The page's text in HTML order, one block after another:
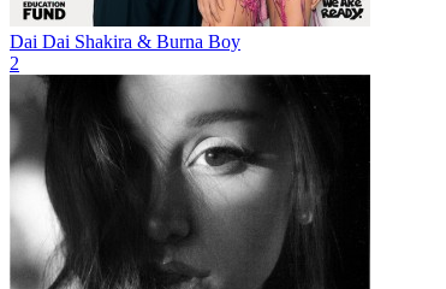
Dai Dai Shakira & Burna Boy
2